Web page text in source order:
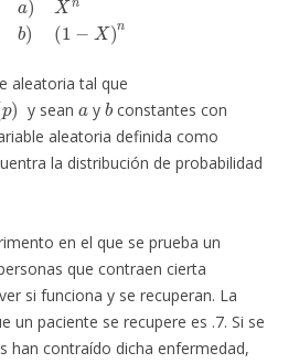
aleatoria tal que
y sean
a
y
b
constantes con
aleatoria definida como
la distribución de probabilidad
en el que se prueba un
que contraen cierta
si funciona y se recuperan. La
un paciente se recupere es .7. Si se
han contraído dicha enfermedad,